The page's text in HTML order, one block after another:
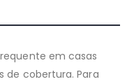
em casas
de cobertura. Para